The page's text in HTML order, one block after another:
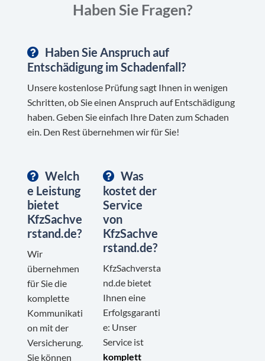
Haben Sie Fragen?
Haben Sie Anspruch auf
Entschädigung im Schadenfall?
Unsere kostenlose Prüfung sagt Ihnen in wenigen
Schritten, ob Sie einen Anspruch auf Entschädigung
haben. Geben Sie einfach Ihre Daten zum Schaden
ein. Den Rest übernehmen wir für Sie!
Welch
e Leistung
bietet
KfzSachve
rstand.de?
Wir
übernehmen
für Sie die
komplette
Kommunikati
on mit der
Versicherung.
Sie können
Was
kostet der
Service
von
KfzSachve
rstand.de?
KfzSachversta
nd.de bietet
Ihnen eine
Erfolgsgaranti
e: Unser
Service ist
komplett